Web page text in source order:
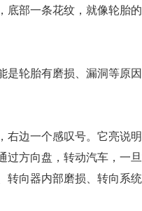
部一条花纹，就像轮胎
轮胎有磨损、漏洞等原
边一个感叹号。它亮说
方向盘，转动汽车，一
向器内部磨损、转向系统